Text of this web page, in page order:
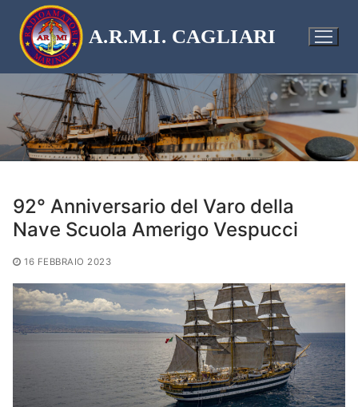
contenuto
A.R.M.I. CAGLIARI
92° Anniversario del Varo della
Nave Scuola Amerigo Vespucci
16 FEBBRAIO 2023